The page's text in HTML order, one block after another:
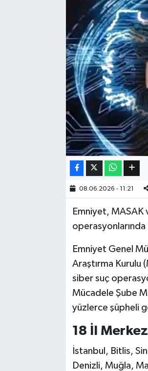
08.06.2026 - 11:21
Emniyet, MASAK
operasyonlarında
Emniyet Genel
Araştırma Kurulu
siber suç
Mücadele Şube
yüzlerce şüpheli
18 İl
İstanbul, Bitlis,
Denizli, Muğla,
Kültür & Sanat